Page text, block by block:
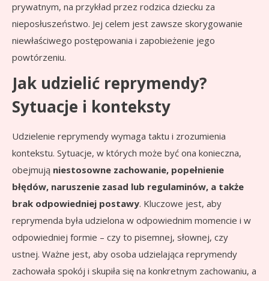
prywatnym, na przykład przez rodzica dziecku za
nieposłuszeństwo. Jej celem jest zawsze skorygowanie
niewłaściwego postępowania i zapobieżenie jego
powtórzeniu.
Jak udzielić reprymendy?
Sytuacje i konteksty
Udzielenie reprymendy wymaga taktu i zrozumienia
kontekstu. Sytuacje, w których może być ona konieczna,
obejmują niestosowne zachowanie, popełnienie
błędów, naruszenie zasad lub regulaminów, a także
brak odpowiedniej postawy. Kluczowe jest, aby
reprymenda była udzielona w odpowiednim momencie i w
odpowiedniej formie – czy to pisemnej, słownej, czy
ustnej. Ważne jest, aby osoba udzielająca reprymendy
zachowała spokój i skupiła się na konkretnym zachowaniu, a